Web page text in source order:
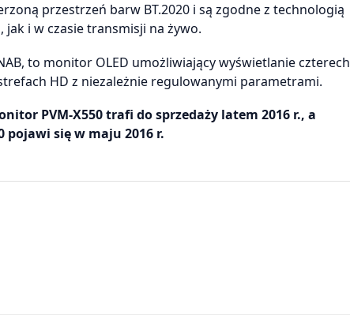
przestrzeń barw BT.2020 i są zgodne z technologią
i w czasie transmisji na żywo.
to monitor OLED umożliwiający wyświetlanie czterech
HD z niezależnie regulowanymi parametrami.
PVM-X550 trafi do sprzedaży latem 2016 r., a
pojawi się w maju 2016 r.